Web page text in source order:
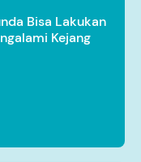
Bisa Lakukan
Kejang